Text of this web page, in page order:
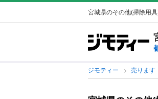
宮城県のその他(掃除用
ジモティー 売ります